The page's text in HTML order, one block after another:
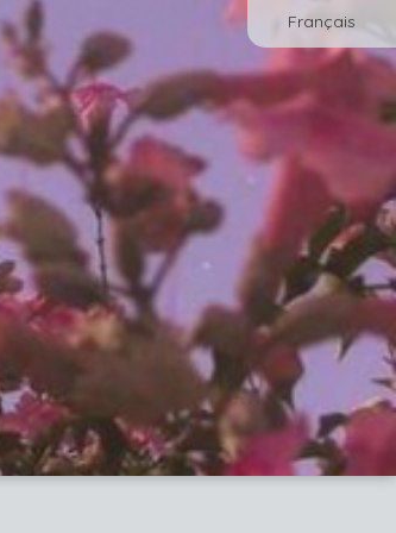
Français